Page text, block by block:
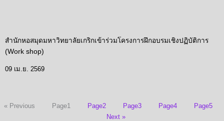
สำนักหอสมุดมหาวิทยาลัยเกริกเข้าร่วมโครงการฝึกอบรมเชิงปฏิบัติการ
(Work shop)
09 เม.ย. 2569
« Previous Page1 Page2 Page3 Page4 Page5
Next »